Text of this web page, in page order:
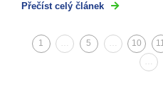
Přečíst celý článek
1 5 10 11